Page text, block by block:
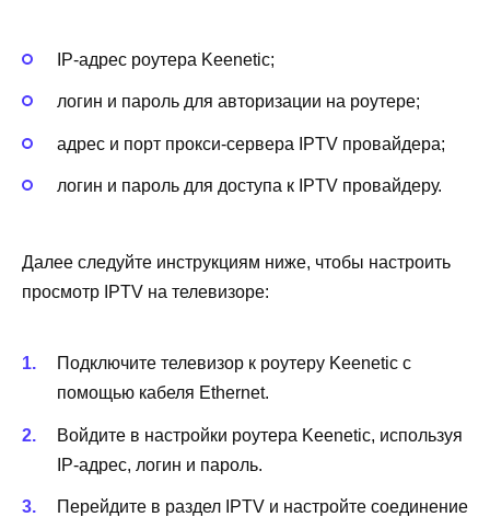
IP-адрес роутера Keenetic;
логин и пароль для авторизации на роутере;
адрес и порт прокси-сервера IPTV провайдера;
логин и пароль для доступа к IPTV провайдеру.
Далее следуйте инструкциям ниже, чтобы настроить
просмотр IPTV на телевизоре:
Подключите телевизор к роутеру Keenetic с
помощью кабеля Ethernet.
Войдите в настройки роутера Keenetic, используя
IP-адрес, логин и пароль.
Перейдите в раздел IPTV и настройте соединение